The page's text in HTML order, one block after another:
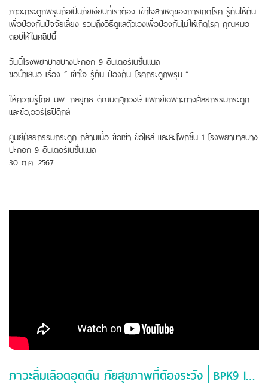
ภาวะกระดูกพรุนถือเป็นภัยเงียบที่เราต้อง เข้าใจสาเหตุของการเกิดโรค รู้ทันให้ทัน
เพื่อป้องกันปัจจัยเสี่ยง รวมถึงวิธีดูแลตัวเองเพื่อป้องกันไม่ให้เกิดโรค คุณหมอ
ตอบให้ในคลิปนี้
วันนี้โรงพยาบาลบางปะกอก 9 อินเตอร์เนชั่นแนล
ขอนำเสนอ เรื่อง “ เข้าใจ รู้ทัน ป้องกัน โรคกระดูกพรุน ”
ให้ความรู้โดย นพ. กลยุทธ ตัณนิติศุภวงษ์ แพทย์เฉพาะทางศัลยกรรมกระดูก
และข้อ,ออร์โธปิดิกส์
ศูนย์ศัลยกรรมกระดูก กล้ามเนื้อ ข้อเข่า ข้อไหล่ และสะโพกชั้น 1 โรงพยาบาลบาง
ปะกอก 9 อินเตอร์เนชั่นแนล
30 ต.ค. 2567
ภาวะลิ่มเลือดอุดตัน ภัยสุขภาพที่ต้องระวัง│BPK9 International Hospital